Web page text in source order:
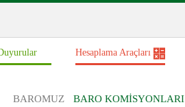
Hesaplama Araçları
BAROMUZ BARO KOMİSYONLARI